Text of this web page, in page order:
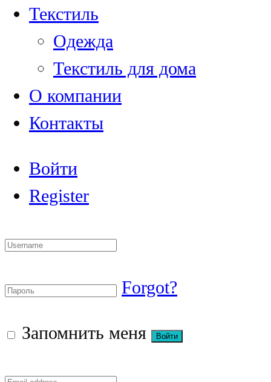
Текстиль
Одежда
Текстиль для дома
О компании
Контакты
Войти
Register
Forgot?
Запомнить меня